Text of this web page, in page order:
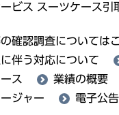
ビス スーツケース引
確認調査については
伴う対応について
ス
業績の概要
ジャー
電子公告